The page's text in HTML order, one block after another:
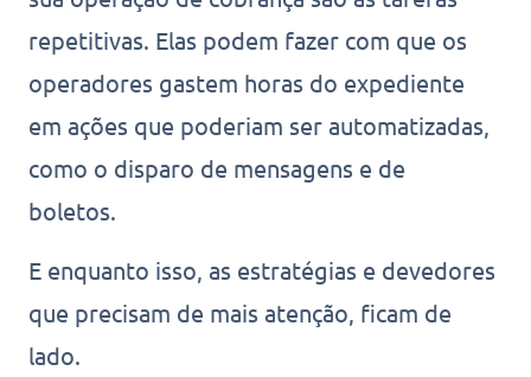
repetitivas. Elas podem fazer com que os
operadores gastem horas do expediente
em ações que poderiam ser automatizadas,
como o disparo de mensagens e de
boletos.
E enquanto isso, as estratégias e devedores
que precisam de mais atenção, ficam de
lado.